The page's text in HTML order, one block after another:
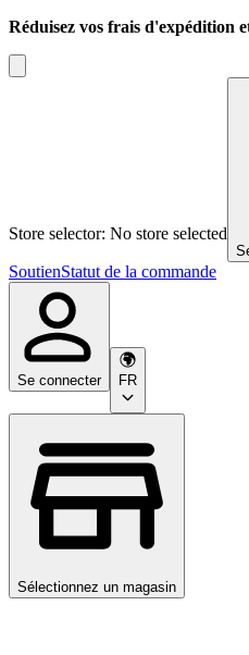
Réduisez vos frais d'expédition
Store selector: No store selected
SoutienStatut de la commande
Se connecter FR
Sélectionnez un magasin